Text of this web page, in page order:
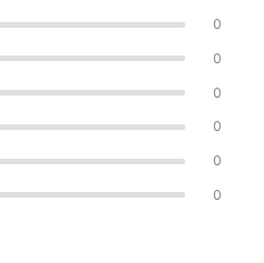
0
0
0
0
0
0